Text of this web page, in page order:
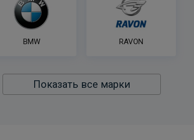
BMW RAVON
Показать все марки